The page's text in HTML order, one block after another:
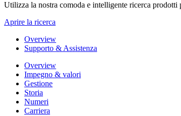
Utilizza la nostra comoda e intelligente ricerca prodotti
Aprire la ricerca
Overview
Supporto & Assistenza
Overview
Impegno & valori
Gestione
Storia
Numeri
Carriera